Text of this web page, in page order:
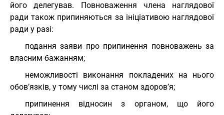
його делегував. Повноваження члена наглядової
ради також припиняються за ініціативою наглядової
ради у разі:
подання заяви про припинення повноважень за
власним бажанням;
неможливості виконання покладених на нього
обов’язків, у тому числі за станом здоров’я;
припинення відносин з органом, що його